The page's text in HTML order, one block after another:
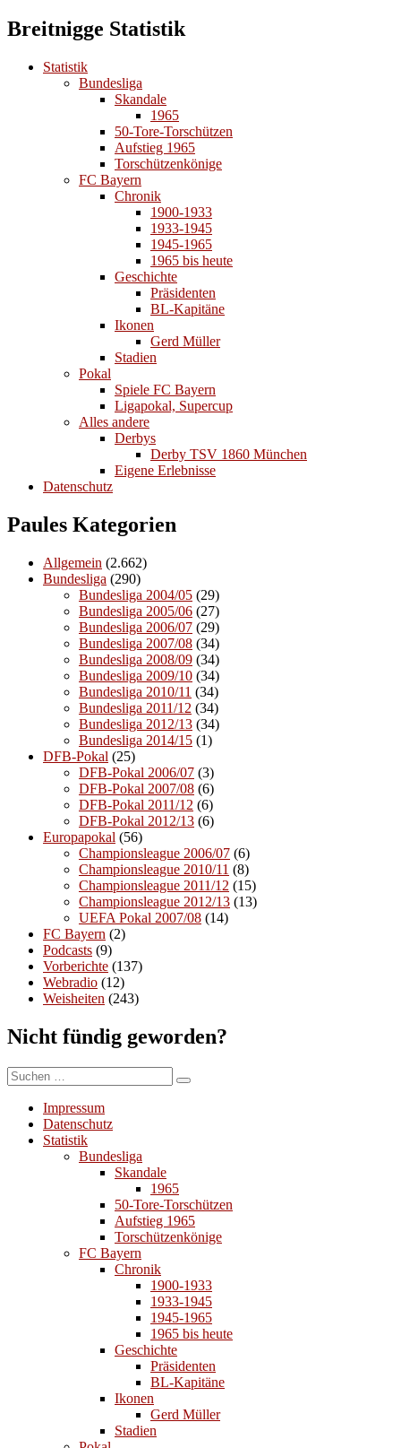
Breitnigge Statistik
Statistik
Bundesliga
Skandale
1965
50-Tore-Torschützen
Aufstieg 1965
Torschützenkönige
FC Bayern
Chronik
1900-1933
1933-1945
1945-1965
1965 bis heute
Geschichte
Präsidenten
BL-Kapitäne
Ikonen
Gerd Müller
Stadien
Pokal
Spiele FC Bayern
Ligapokal, Supercup
Alles andere
Derbys
Derby TSV 1860 München
Eigene Erlebnisse
Datenschutz
Paules Kategorien
Allgemein (2.662)
Bundesliga (290)
Bundesliga 2004/05 (29)
Bundesliga 2005/06 (27)
Bundesliga 2006/07 (29)
Bundesliga 2007/08 (34)
Bundesliga 2008/09 (34)
Bundesliga 2009/10 (34)
Bundesliga 2010/11 (34)
Bundesliga 2011/12 (34)
Bundesliga 2012/13 (34)
Bundesliga 2014/15 (1)
DFB-Pokal (25)
DFB-Pokal 2006/07 (3)
DFB-Pokal 2007/08 (6)
DFB-Pokal 2011/12 (6)
DFB-Pokal 2012/13 (6)
Europapokal (56)
Championsleague 2006/07 (6)
Championsleague 2010/11 (8)
Championsleague 2011/12 (15)
Championsleague 2012/13 (13)
UEFA Pokal 2007/08 (14)
FC Bayern (2)
Podcasts (9)
Vorberichte (137)
Webradio (12)
Weisheiten (243)
Nicht fündig geworden?
Suchen
nach:
Suchen
Impressum
Datenschutz
Statistik
Bundesliga
Skandale
1965
50-Tore-Torschützen
Aufstieg 1965
Torschützenkönige
FC Bayern
Chronik
1900-1933
1933-1945
1945-1965
1965 bis heute
Geschichte
Präsidenten
BL-Kapitäne
Ikonen
Gerd Müller
Stadien